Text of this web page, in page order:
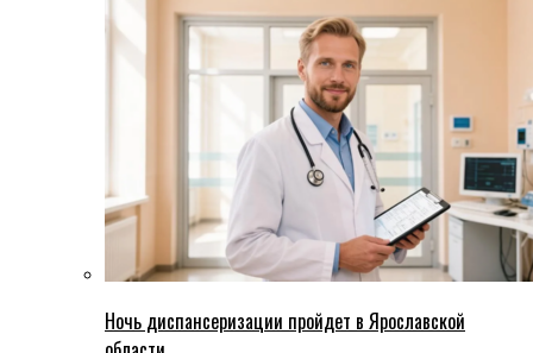
Ночь диспансеризации пройдет в Ярославской